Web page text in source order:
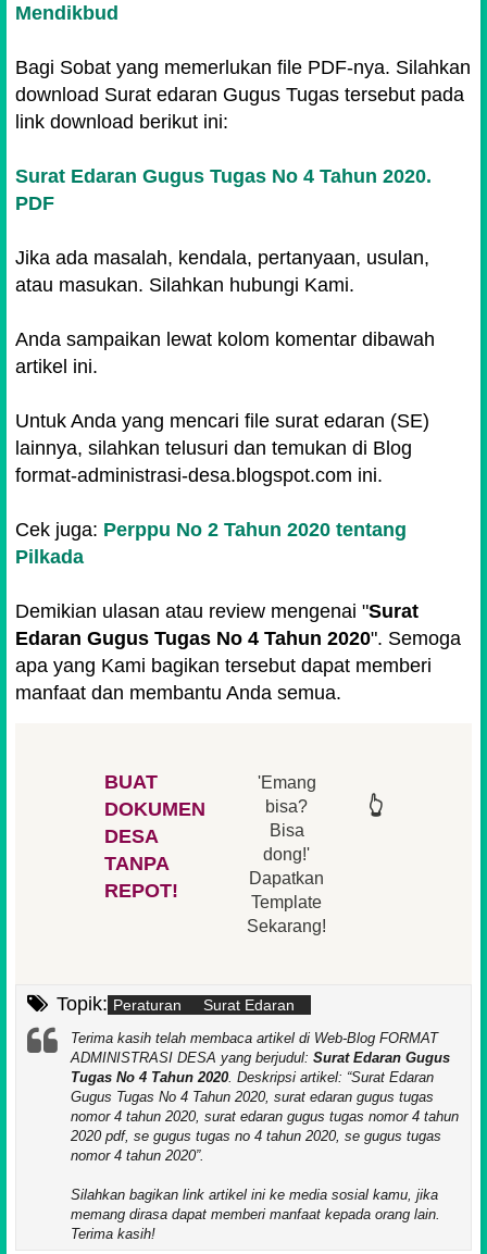
Mendikbud
Bagi Sobat yang memerlukan file PDF-nya. Silahkan
download Surat edaran Gugus Tugas tersebut pada
link download berikut ini:
Surat Edaran Gugus Tugas No 4 Tahun 2020.
PDF
Jika ada masalah, kendala, pertanyaan, usulan,
atau masukan. Silahkan hubungi Kami.
Anda sampaikan lewat kolom komentar dibawah
artikel ini.
Untuk Anda yang mencari file surat edaran (SE)
lainnya, silahkan telusuri dan temukan di Blog
format-administrasi-desa.blogspot.com ini.
Cek juga: Perppu No 2 Tahun 2020 tentang
Pilkada
Demikian ulasan atau review mengenai "Surat
Edaran Gugus Tugas No 4 Tahun 2020". Semoga
apa yang Kami bagikan tersebut dapat memberi
manfaat dan membantu Anda semua.
BUAT
DOKUMEN
DESA
TANPA
REPOT!
'Emang
bisa?
Bisa
dong!'
Dapatkan
Template
Sekarang!
👆
Topik: Peraturan Surat Edaran
Terima kasih telah membaca artikel di Web-Blog FORMAT
ADMINISTRASI DESA yang berjudul: Surat Edaran Gugus
Tugas No 4 Tahun 2020. Deskripsi artikel: Surat Edaran
Gugus Tugas No 4 Tahun 2020, surat edaran gugus tugas
nomor 4 tahun 2020, surat edaran gugus tugas nomor 4 tahun
2020 pdf, se gugus tugas no 4 tahun 2020, se gugus tugas
nomor 4 tahun 2020 .
Silahkan bagikan link artikel ini ke media sosial kamu, jika
memang dirasa dapat memberi manfaat kepada orang lain.
Terima kasih!